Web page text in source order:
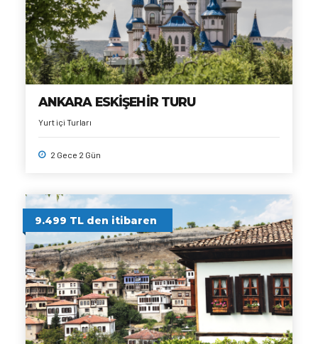
ANKARA ESKİŞEHİR TURU
Yurt içi Turları
2 Gece 2 Gün
9.499 TL den itibaren